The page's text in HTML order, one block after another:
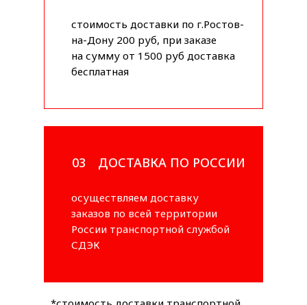
стоимость доставки по г.Ростов-
на-Дону 200 руб, при заказе
на сумму от 1500 руб доставка
бесплатная
ДОСТАВКА ПО РОССИИ
03
осуществляем доставку
заказов по всей территории
России транспортной службой
СДЭК